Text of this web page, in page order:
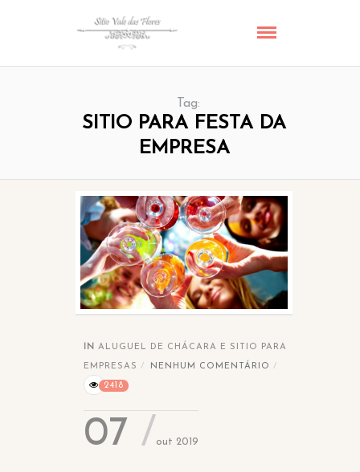
Tag:
SITIO PARA FESTA DA
EMPRESA
IN ALUGUEL DE CHÁCARA E SITIO PARA
EMPRESAS NENHUM COMENTÁRIO
2418
07 out 2019